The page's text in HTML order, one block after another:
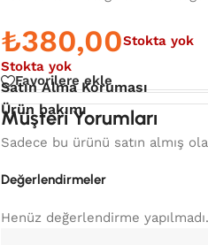
₺380,00Stokta yok
Stokta yok
Favorilere ekle
Satın Alma Koruması
Ürün bakımı
Müşteri Yorumları
Değerlendirmeler
Henüz değerlendirme yapılmadı.
Sadece bu ürünü satın almış